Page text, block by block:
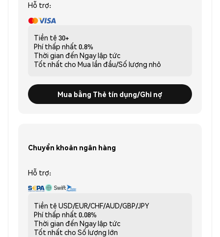
Hỗ trợ:
Tiền tệ 30+
Phí thấp nhất 0.8%
Thời gian đến Ngay lập tức
Tốt nhất cho Mua lần đầu/Số lượng nhỏ
Mua bằng Thẻ tín dụng/Ghi nợ
Chuyển khoản ngân hàng
Hỗ trợ:
Tiền tệ USD/EUR/CHF/AUD/GBP/JPY
Phí thấp nhất 0.08%
Thời gian đến Ngay lập tức
Tốt nhất cho Số lượng lớn